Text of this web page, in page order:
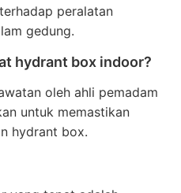
peralatan
gedung.
hydrant box indoor?
oleh ahli pemadam
untuk memastikan
hydrant box.